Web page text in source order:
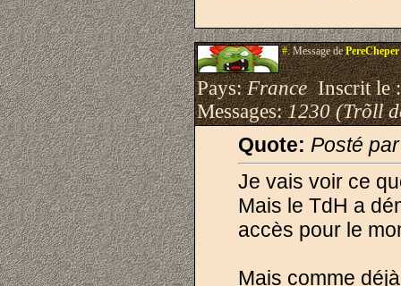
#.Message dePereCheper
Pays:FranceInscrit le
Messages:1230 (Trõll
Quote: Posté
Je vais voir ce
Mais le TdH a
accès pour le
Mais comme